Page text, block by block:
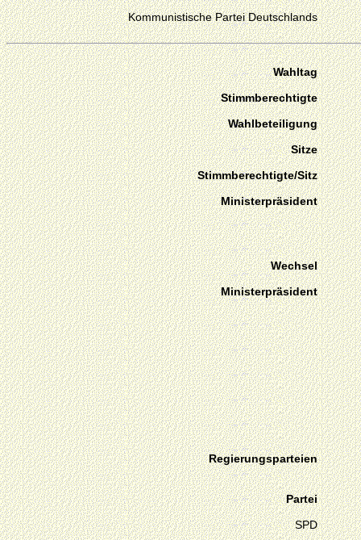
Kommunistische Partei Deutschlands
Wahltag
Stimmberechtigte
Wahlbeteiligung
Sitze
Stimmberechtigte/Sitz
Ministerpräsident
Wechsel
Ministerpräsident
Regierungsparteien
Partei
SPD